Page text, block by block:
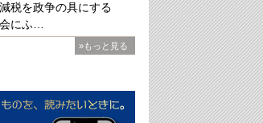
税を政争の具にする
にふ…
»もっと見る